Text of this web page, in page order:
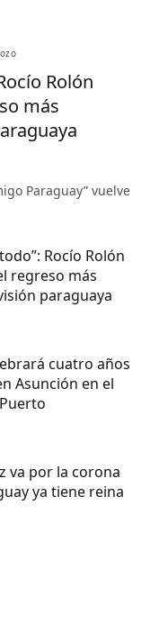
Rolón
más
Paraguay” vuelve
Rocío Rolón
regreso más
paraguaya
cuatro años
Asunción en el
va por la corona
ya tiene reina